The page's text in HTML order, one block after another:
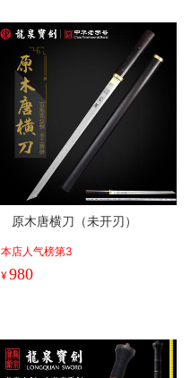
原木唐横刀（未开刃）
本店人气榜第3
¥980